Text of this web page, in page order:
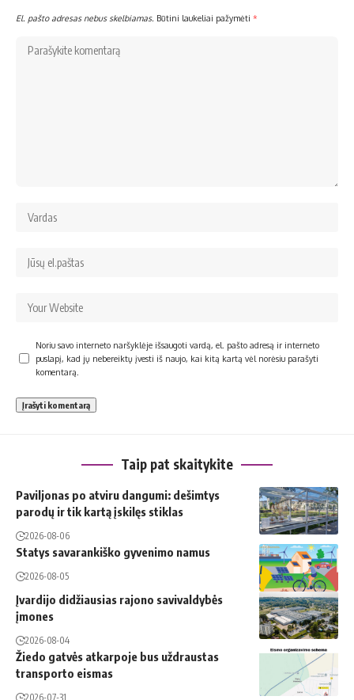
El. pašto adresas nebus skelbiamas. Būtini laukeliai pažymėti *
Noriu savo interneto naršyklėje išsaugoti vardą, el. pašto adresą ir interneto
puslapį, kad jų nebereiktų įvesti iš naujo, kai kitą kartą vėl norėsiu parašyti
komentarą.
Taip pat skaitykite
Paviljonas po atviru dangumi: dešimtys
parodų ir tik kartą įskilęs stiklas
2026-08-06
Statys savarankiško gyvenimo namus
2026-08-05
Įvardijo didžiausias rajono savivaldybės
įmones
2026-08-04
Žiedo gatvės atkarpoje bus uždraustas
transporto eismas
2026-07-31